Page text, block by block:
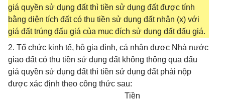
giá quyền sử dụng đất thì tiền sử dụng đất được tính
bằng diện tích đất có thu tiền sử dụng đất nhân (x) với
giá đất trúng đấu giá của mục đích sử dụng đất đấu giá.
2. Tổ chức kinh tế, hộ gia đình, cá nhân được Nhà nước
giao đất có thu tiền sử dụng đất không thông qua đấu
giá quyền sử dụng đất thì tiền sử dụng đất phải nộp
được xác định theo công thức sau:
Tiền